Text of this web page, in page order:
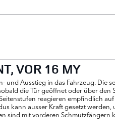
VOR 16 MY
und Ausstieg in das Fahrzeug. Die
die Tür geöffnet oder über den
reagieren empfindlich
kann ausser Kraft gesetzt werden,
sind mit vorderen